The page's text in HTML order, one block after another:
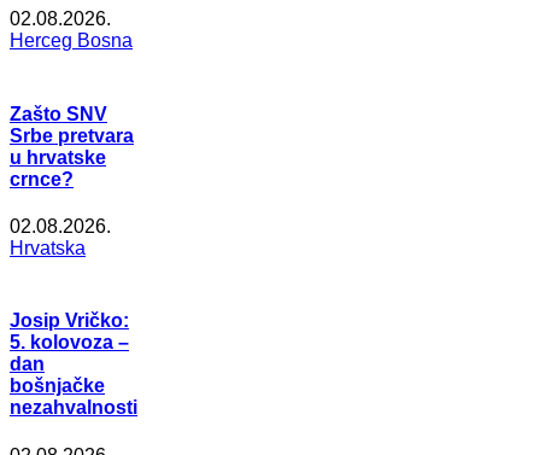
02.08.2026.
Herceg Bosna
Zašto SNV
Srbe pretvara
u hrvatske
crnce?
02.08.2026.
Hrvatska
Josip Vričko:
5. kolovoza –
dan
bošnjačke
nezahvalnosti